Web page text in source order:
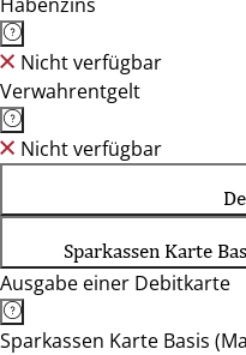
Nicht verfügbar
Verwahrentgelt
Nicht verfügbar
Sparkassen Karte
Ausgabe einer Debitkarte
Sparkassen Karte Basis